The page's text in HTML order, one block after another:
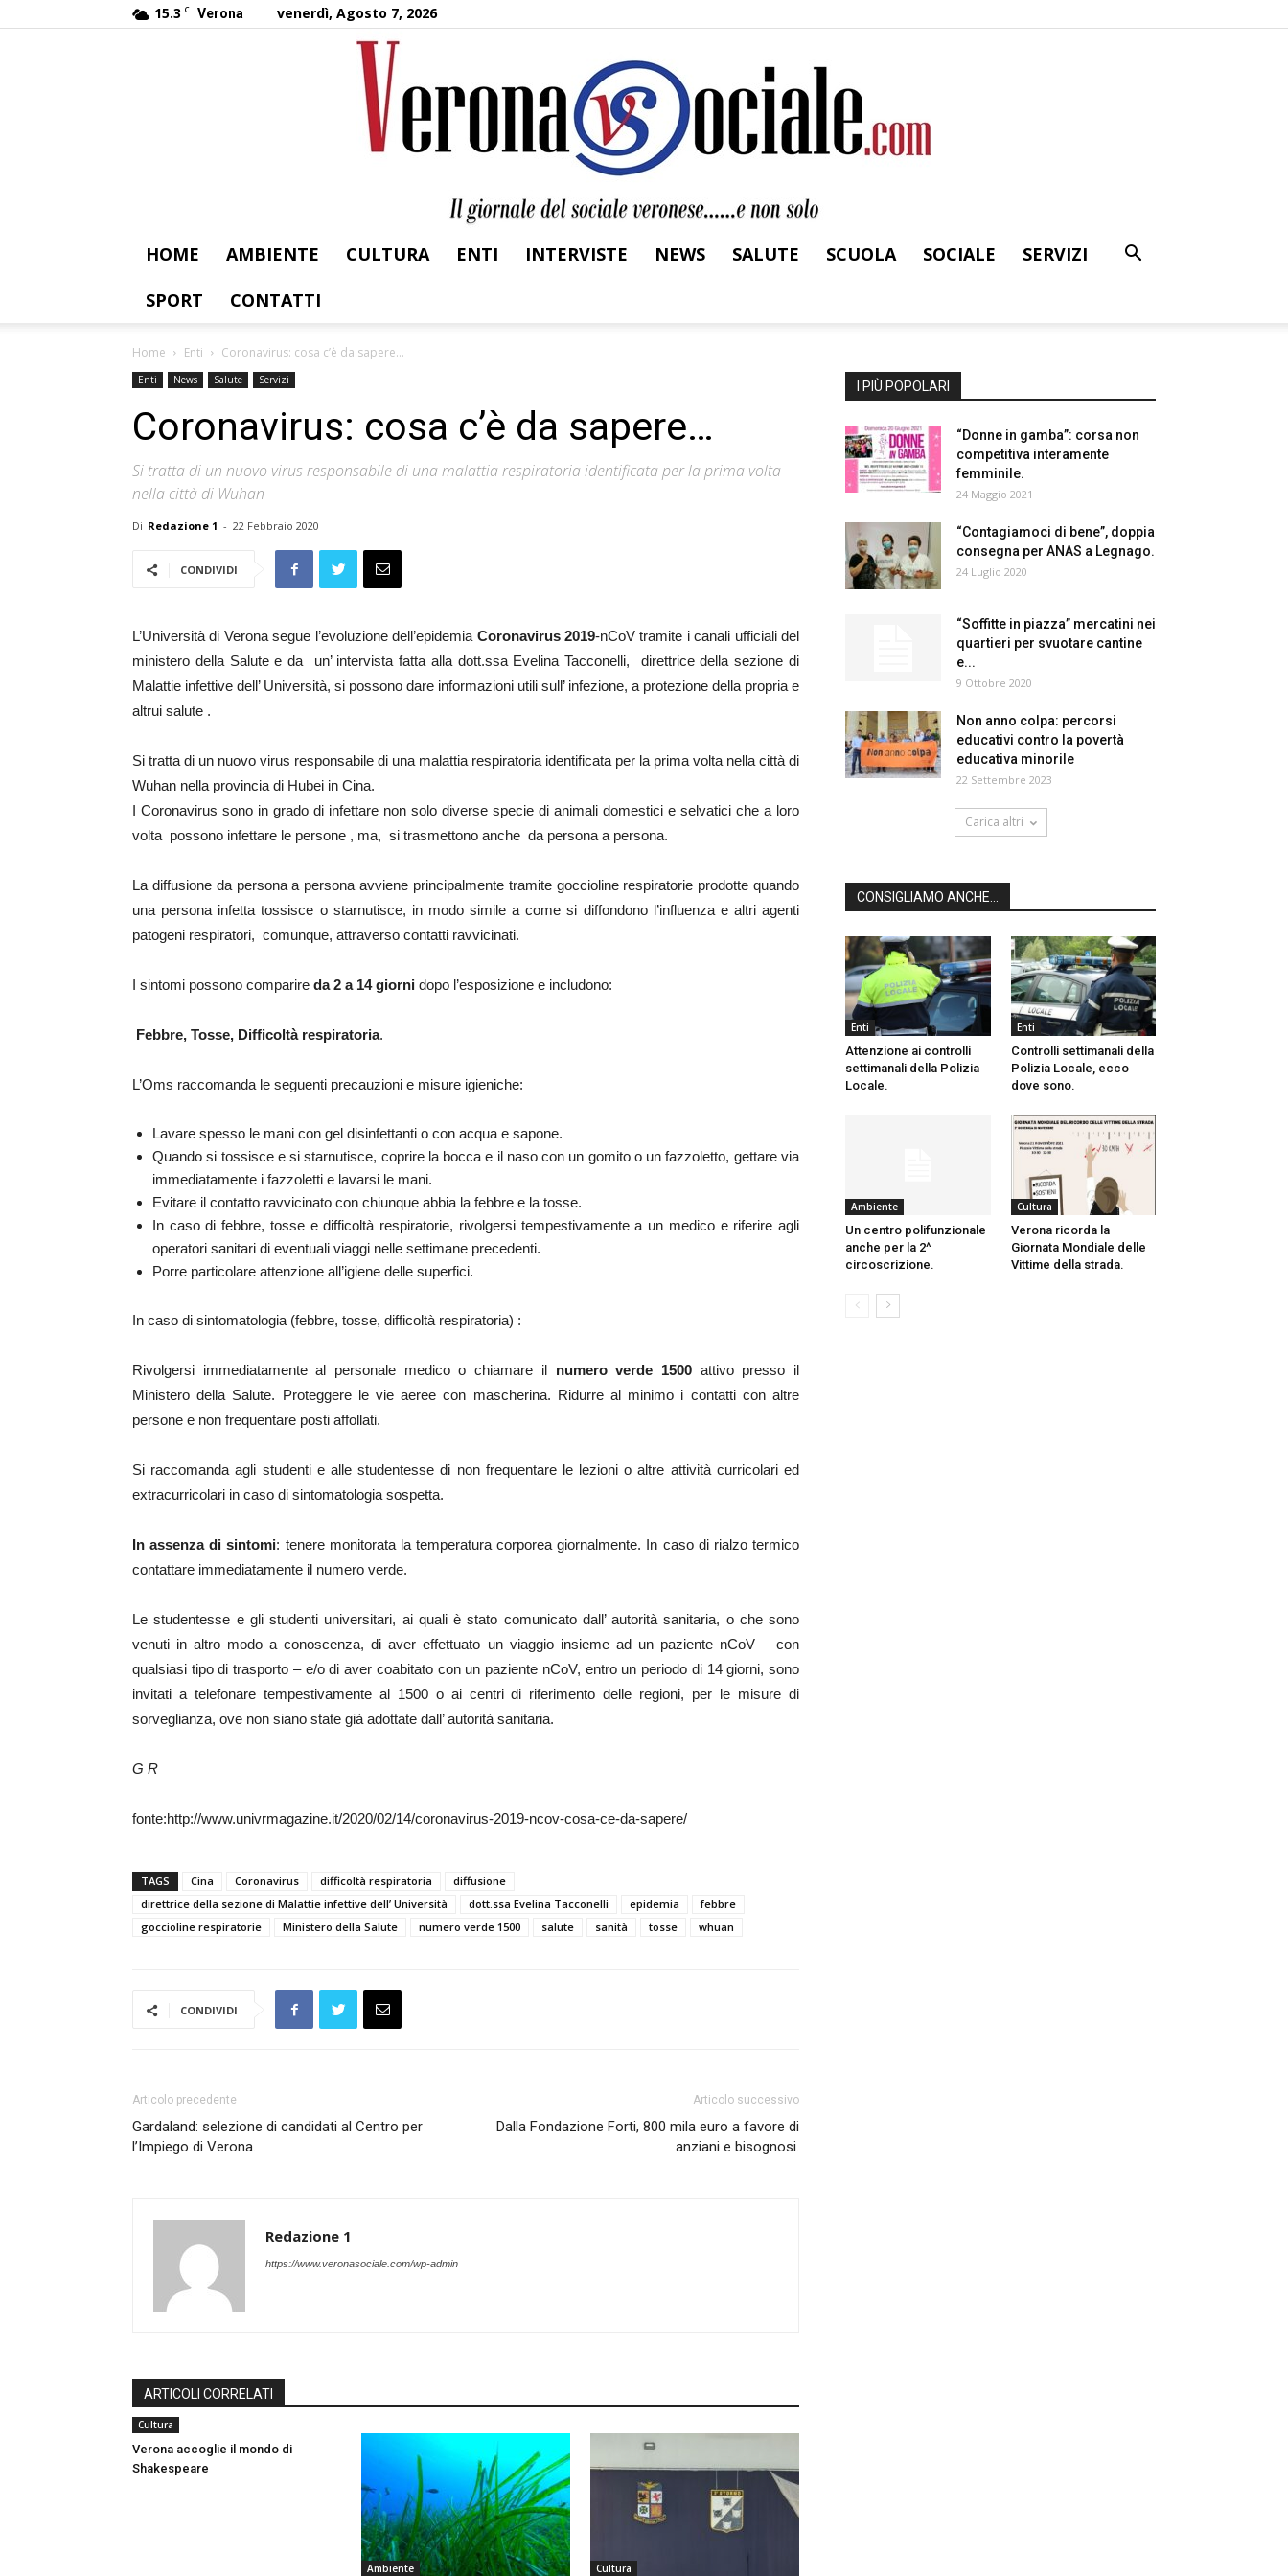
15.3 C Verona venerdì, Agosto 7, 2026
Sociale
HOME AMBIENTE CULTURA ENTI INTERVISTE NEWS SALUTE SCUOLA SOCIALE
SERVIZI
SPORT
CONTATTI
Home Enti Coronavirus: cosa c’è da sapere…
Enti News Salute Servizi
Coronavirus: cosa c’è da sapere…
Si tratta di un nuovo virus responsabile di una malattia respiratoria identificata per la prima volta
nella città di Wuhan
Di Redazione 1 - 22 Febbraio 2020
CONDIVIDI
L’Università di Verona segue l’evoluzione dell’epidemia Coronavirus 2019-nCoV tramite i canali ufficiali del
ministero della Salute e da un’ intervista fatta alla dott.ssa Evelina Tacconelli, direttrice della sezione di
Malattie infettive dell’ Università, si possono dare informazioni utili sull’ infezione, a protezione della propria e
altrui salute .
Si tratta di un nuovo virus responsabile di una malattia respiratoria identificata per la prima volta nella città di
Wuhan nella provincia di Hubei in Cina.
I Coronavirus sono in grado di infettare non solo diverse specie di animali domestici e selvatici che a loro
volta possono infettare le persone , ma, si trasmettono anche da persona a persona.
La diffusione da persona a persona avviene principalmente tramite goccioline respiratorie prodotte quando
una persona infetta tossisce o starnutisce, in modo simile a come si diffondono l’influenza e altri agenti
patogeni respiratori, comunque, attraverso contatti ravvicinati.
I sintomi possono comparire da 2 a 14 giorni dopo l’esposizione e includono:
Febbre, Tosse, Difficoltà respiratoria.
L’Oms raccomanda le seguenti precauzioni e misure igieniche:
Lavare spesso le mani con gel disinfettanti o con acqua e sapone.
Quando si tossisce e si starnutisce, coprire la bocca e il naso con un gomito o un fazzoletto, gettare via
immediatamente i fazzoletti e lavarsi le mani.
Evitare il contatto ravvicinato con chiunque abbia la febbre e la tosse.
In caso di febbre, tosse e difficoltà respiratorie, rivolgersi tempestivamente a un medico e riferire agli
operatori sanitari di eventuali viaggi nelle settimane precedenti.
Porre particolare attenzione all’igiene delle superfici.
In caso di sintomatologia (febbre, tosse, difficoltà respiratoria) :
Rivolgersi immediatamente al personale medico o chiamare il numero verde 1500attivo presso il
Ministero della Salute. Proteggere le vie aeree con mascherina. Ridurre al minimo i contatti con altre
persone e non frequentare posti affollati.
Si raccomanda agli studenti e alle studentesse di non frequentare le lezioni o altre attività curricolari ed
extracurricolari in caso di sintomatologia sospetta.
In assenza di sintomi: tenere monitorata la temperatura corporea giornalmente. In caso di rialzo termico
contattare immediatamente il numero verde.
Le studentesse e gli studenti universitari, ai quali è stato comunicato dall’ autorità sanitaria, o che sono
venuti in altro modo a conoscenza, di aver effettuato un viaggio insieme ad un paziente nCoV – con
qualsiasi tipo di trasporto – e/o di aver coabitato con un paziente nCoV, entro un periodo di 14 giorni, sono
invitati a telefonare tempestivamente al 1500 o ai centri di riferimento delle regioni, per le misure di
sorveglianza, ove non siano state già adottate dall’ autorità sanitaria.
G R
fonte:http://www.univrmagazine.it/2020/02/14/coronavirus-2019-ncov-cosa-ce-da-sapere/
TAGS Cina Coronavirus difficoltà respiratoria
diffusione
direttrice della sezione di Malattie infettive dell’ Università
dott.ssa Evelina Tacconelli epidemia
febbre
goccioline respiratorie
Ministero della Salute numero verde 1500 salute sanità tosse whuan
CONDIVIDI
Articolo precedente
Gardaland: selezione di candidati al Centro per
l’Impiego di Verona.
Articolo successivo
Dalla Fondazione Forti, 800 mila euro a favore di
anziani e bisognosi.
Redazione 1
https://www.veronasociale.com/wp-admin
ARTICOLI CORRELATI
Cultura
Verona accoglie il mondo di
Shakespeare
Ambiente Cultura
I PIÙ POPOLARI
“Donne in gamba”: corsa non
competitiva interamente
femminile.
24 Maggio 2021
“Contagiamoci di bene”, doppia
consegna per ANAS a Legnago.
24 Luglio 2020
“Soffitte in piazza” mercatini nei
quartieri per svuotare cantine
e...
9 Ottobre 2020
Non anno colpa: percorsi
educativi contro la povertà
educativa minorile
22 Settembre 2023
Carica altri
CONSIGLIAMO ANCHE...
Enti
Attenzione ai controlli
settimanali della Polizia
Locale.
Enti
Controlli settimanali della
Polizia Locale, ecco
dove sono.
Ambiente
Un centro polifunzionale
anche per la 2^
circoscrizione.
Cultura
Verona ricorda la
Giornata Mondiale delle
Vittime della strada.